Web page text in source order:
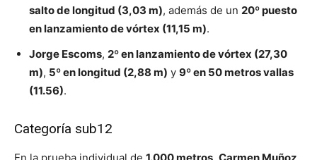
salto de longitud (3,03 m), además de un 20º puesto
en lanzamiento de vórtex (11,15 m).
Jorge Escoms, 2º en lanzamiento de vórtex (27,30
m), 5º en longitud (2,88 m) y 9º en 50 metros vallas
(11.56).
Categoría sub12